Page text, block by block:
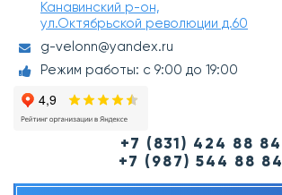
Канавинский р-он,
ул.Октябрьской революции д.60
g-velonn@yandex.ru
Режим работы: с 9:00 до 19:00
+7 (831) 424 88 84
+7 (987) 544 88 84